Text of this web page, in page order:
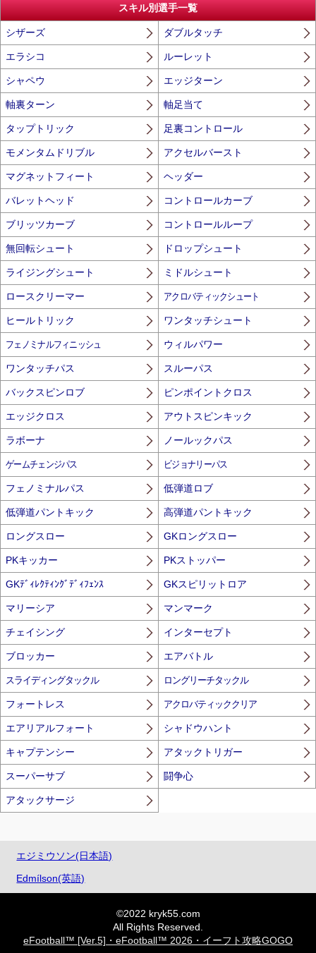
スキル別選手一覧
シザーズ ダブルタッチ
エラシコ ルーレット
シャペウ エッジターン
軸裏ターン 軸足当て
タップトリック 足裏コントロール
モメンタムドリブル アクセルバースト
マグネットフィート ヘッダー
バレットヘッド コントロールカーブ
ブリッツカーブ コントロールループ
無回転シュート ドロップシュート
ライジングシュート ミドルシュート
ロースクリーマー アクロバティックシュート
ヒールトリック ワンタッチシュート
フェノミナルフィニッシュ ウィルパワー
ワンタッチパス スルーパス
バックスピンロブ ピンポイントクロス
エッジクロス アウトスピンキック
ラボーナ ノールックパス
ゲームチェンジパス ビジョナリーパス
フェノミナルパス 低弾道ロブ
低弾道パントキック 高弾道パントキック
ロングスロー GKロングスロー
PKキッカー PKストッパー
GKﾃﾞｨﾚｸﾃｨﾝｸﾞﾃﾞｨﾌｪﾝｽ GKスピリットロア
マリーシア マンマーク
チェイシング インターセプト
ブロッカー エアバトル
スライディングタックル ロングリーチタックル
フォートレス アクロバティッククリア
エアリアルフォート シャドウハント
キャプテンシー アタックトリガー
スーパーサブ 闘争心
アタックサージ
エジミウソン(日本語)
Edmílson(英語)
©2022 kryk55.com
All Rights Reserved.
eFootball™ [Ver.5]・eFootball™ 2026・イーフト攻略GOGO